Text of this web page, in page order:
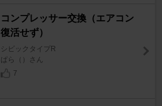
コンプレッサー交換（エアコン
復活せず）
シビックタイプR
ぱら（）さん
7